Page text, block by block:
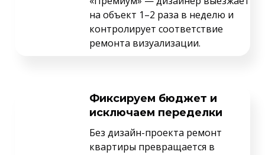
на объект 1–2 раза в неделю и
контролирует соответствие
ремонта визуализации.
Фиксируем бюджет и
исключаем переделки
Без дизайн-проекта ремонт
квартиры превращается в